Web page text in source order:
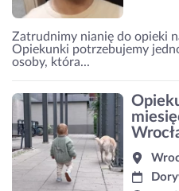
Zatrudnimy nianię do opieki
Opiekunki potrzebujemy
osoby, która...